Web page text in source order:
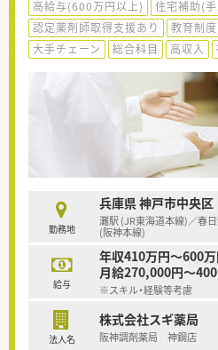
高給与(600万円以上)
住宅補助(
認定薬剤師取得支援あり
教育制
大手チェーン
総合科目 高収入
勤務地
兵庫県 神戸市中央区
灘駅 (JR東海道本線)／春
(阪神本線)
給与
年収410万円～600
月給270,000円～
※スキル・経験等考慮
法人名
株式会社スギ薬局
阪神調剤薬局 神鋼店